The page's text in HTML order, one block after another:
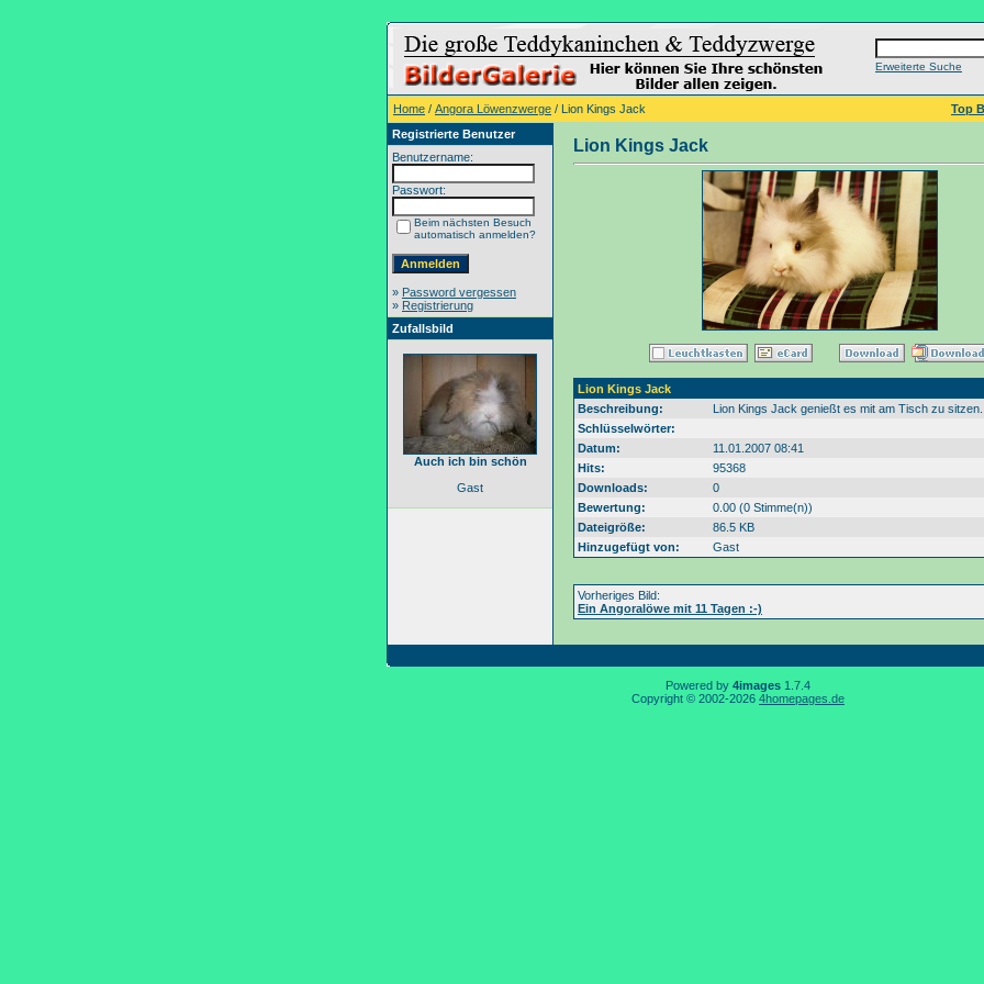
Erweiterte Suche
Home / Angora Löwenzwerge / Lion Kings Jack Top
Registrierte Benutzer
Benutzername:
Passwort:
Beim nächsten Besuch
automatisch anmelden?
» Password vergessen
» Registrierung
Zufallsbild
Auch ich bin schön
Gast
Lion Kings Jack
Lion Kings Jack
Beschreibung:
Lion Kings Jack genießt es mit am Tisch zu sitzen...
Schlüsselwörter:
Datum:
11.01.2007 08:41
Hits:
95368
Downloads:
0
Bewertung:
0.00 (0 Stimme(n))
Dateigröße:
86.5 KB
Hinzugefügt von:
Gast
Vorheriges Bild:
Ein Angoralöwe mit 11 Tagen :-)
Powered by 4images 1.7.4
Copyright © 2002-2026 4homepages.de